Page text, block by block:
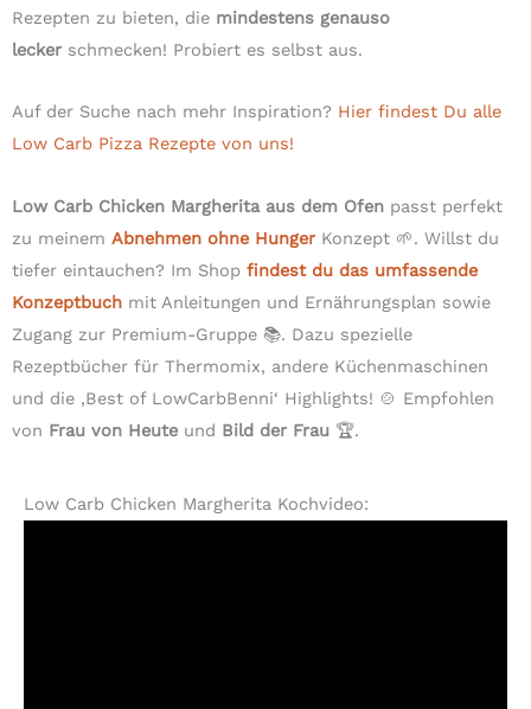
Rezepten zu bieten, die mindestens genauso
lecker schmecken! Probiert es selbst aus.
Auf der Suche nach mehr Inspiration? Hier findest Du alle
Low Carb Pizza Rezepte von uns!
Low Carb Chicken Margherita aus dem Ofen passt perfekt
zu meinem Abnehmen ohne HungerKonzept 🌱. Willst du
tiefer eintauchen? Im Shop findest du das umfassende
Konzeptbuch mit Anleitungen und Ernährungsplan sowie
Zugang zur Premium-Gruppe 📚. Dazu spezielle
Rezeptbücher für Thermomix, andere Küchenmaschinen
und die ‚Best of LowCarbBenni‘ Highlights! 🍲 Empfohlen
von Frau von Heute und Bild der Frau 🏆.
Low Carb Chicken Margherita Kochvideo: